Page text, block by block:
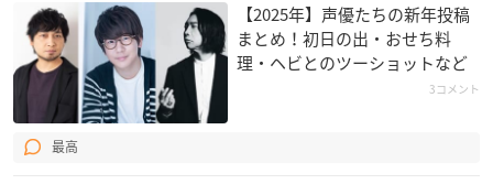
【2025年】声優たちの新年投稿
まとめ！初日の出・おせち料
理・ヘビとのツーショットなど
3コメント
最高